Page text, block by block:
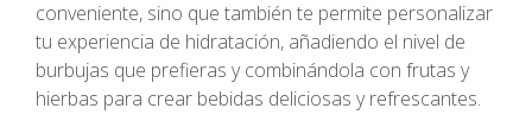
conveniente, sino que también te permite personalizar
tu experiencia de hidratación, añadiendo el nivel de
burbujas que prefieras y combinándola con frutas y
hierbas para crear bebidas deliciosas y refrescantes.